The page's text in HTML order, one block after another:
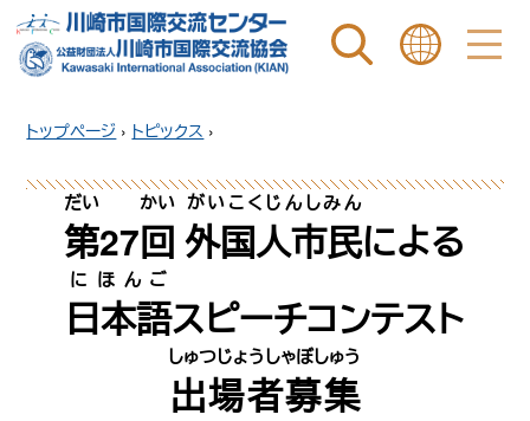
ページ内を検索
ことば
トップページ › トピックス ›
第
だい
27回
かい
外国人市民
がいこくじんしみん
による
日本語
にほんご
スピーチコンテスト
出場者募集
しゅつじょうしゃぼしゅう